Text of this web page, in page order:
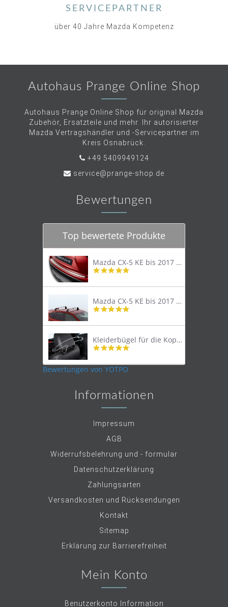
SERVICEPARTNER
über 40 Jahre Mazda Kompetenz
Autohaus Prange Online Shop
Autohaus Prange Online Shop für original Mazda
Zubehör, Ersatzteile und mehr. Ihr autorisierter
Mazda Vertragshändler und -Servicepartner im
Kreis Osnabrück.
+49 5409949124
service@prange-shop.de
Bewertungen
Top bewertete Produkte
Mazda CX-5 KE bis 2017 Trittschutzleiste Edelstahl original
4.8
rating
Mazda CX-5 KE bis 2017 Lastenträger Dachträger
4.9
rating
Kleiderbügel für die Kopfstütze
4.9
rating
Bewertungen von YOTPO
Informationen
Impressum
AGB
Widerrufsbelehrung und - formular
Datenschutzerklärung
Zahlungsarten
Versandkosten und Rücksendungen
Kontakt
Sitemap
Erklärung zur Barrierefreiheit
Mein Konto
Benutzerkonto Information